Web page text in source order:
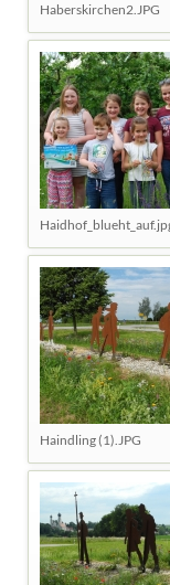
Haberskirchen2.JPG
Haindling (1).JPG